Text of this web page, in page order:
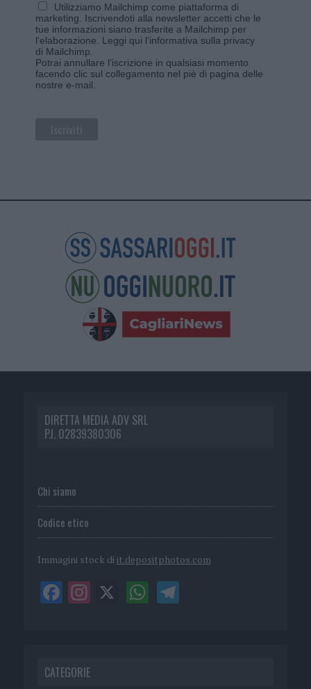
Utilizziamo Mailchimp come piattaforma di
marketing. Iscrivendoti alla newsletter accetti che le
tue informazioni siano trasferite a Mailchimp per
l'elaborazione. Leggi qui l'informativa sulla privacy
di Mailchimp
Potrai annullare l'iscrizione in qualsiasi momento
facendo clic sul collegamento nel piè di pagina delle
nostre e-mail.
DIRETTA MEDIA ADV SRL
P.I. 02839380306
Chi siamo
Codice etico
Immagini stock di it.depositphotos.com
CATEGORIE